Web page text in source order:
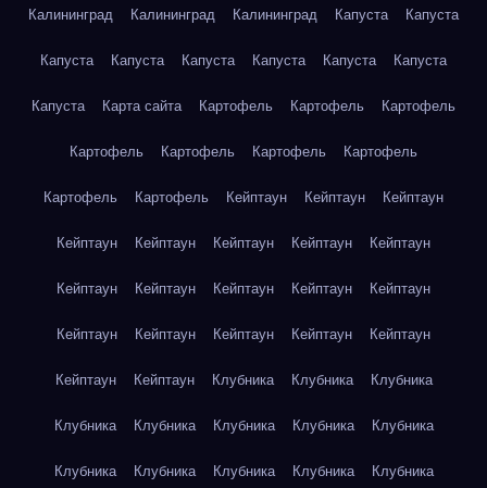
Калининград Калининград Калининград Капуста Капуста
Капуста Капуста Капуста Капуста Капуста Капуста
Капуста Карта сайта Картофель Картофель Картофель
Картофель Картофель Картофель Картофель
Картофель Картофель Кейптаун Кейптаун Кейптаун
Кейптаун Кейптаун Кейптаун Кейптаун Кейптаун
Кейптаун Кейптаун Кейптаун Кейптаун Кейптаун
Кейптаун Кейптаун Кейптаун Кейптаун Кейптаун
Кейптаун Кейптаун Клубника Клубника Клубника
Клубника Клубника Клубника Клубника Клубника
Клубника Клубника Клубника Клубника Клубника